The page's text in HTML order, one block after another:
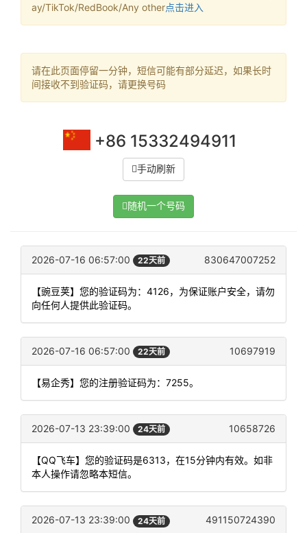
ay/TikTok/RedBook/Any other点击进入
请在此页面停留一分钟，短信可能有部分延迟，如果长时
间接收不到验证码，请更换号码
+86 15332494911
手动刷新
随机一个号码
2026-07-16 06:57:00 22天前 830647007252
【豌豆荚】您的验证码为：4126，为保证账户安全，请勿
向任何人提供此验证码。
2026-07-16 06:57:00 22天前 10697919
【易企秀】您的注册验证码为：7255。
2026-07-13 23:39:00 24天前 10658726
【QQ飞车】您的验证码是6313，在15分钟内有效。如非
本人操作请忽略本短信。
2026-07-13 23:39:00 24天前 491150724390